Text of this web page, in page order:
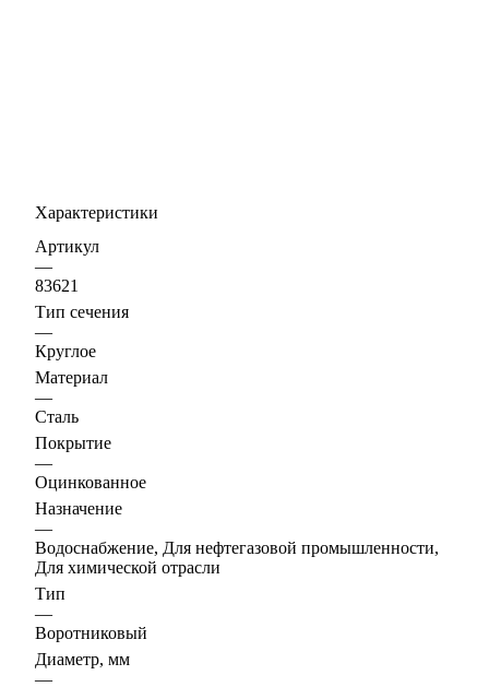
Характеристики
Артикул
—
83621
Тип сечения
—
Круглое
Материал
—
Сталь
Покрытие
—
Оцинкованное
Назначение
—
Водоснабжение, Для нефтегазовой промышленности,
Для химической отрасли
Тип
—
Воротниковый
Диаметр, мм
—